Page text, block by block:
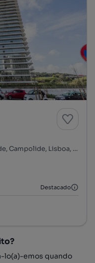
Rua de Campolide, Nova Campolide, Campolide, Lisboa, Lisboa
Destacado
lo(a)-emos quando